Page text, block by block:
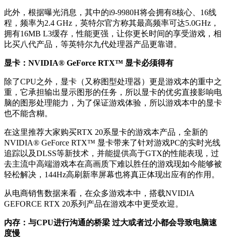
此外，根据曝光消息，其中的i9-9980H将会拥有8核心、16线
程，频率为2.4 GHz，英特尔官方称其最高频率可达5.0GHz，
拥有16MB L3缓存，性能更强，让你更长时间的享受游戏，相
比买八代产品，等英特尔九代处理器产品更靠谱。
显卡：NVIDIA® GeForce RTX™ 显卡必须得有
除了CPU之外，显卡（又称图型处理器）更是游戏本的重中之
重，它承担输出显示图形的任务，所以显卡的优劣直接影响电
脑的图形处理能力，为了保证游戏体验，所以游戏本中的显卡
也不能含糊。
在这里推荐大家购买RTX 20系显卡的游戏本产品，全新的
NVIDIA® GeForce RTX™ 显卡带来了针对游戏PC的实时光线
追踪以及DLSS等新技术，并能提供高于GTX的性能表现，过
去主流中高端游戏本在高画质下难以胜任的游戏现如今能够被
轻松解决，144Hz高刷新率屏幕也将真正体现出应有的作用。
从电商销售数据来看，在众多游戏本中，搭载NVIDIA
GEFORCE RTX 20系列产品在游戏本中更受欢迎。
内存：与CPU进行沟通的桥梁 过大或者过小都会导致电脑速
度慢